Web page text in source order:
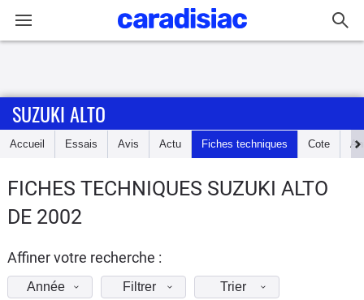
Accueil
Essais
d'achat
SUZUKI ALTO
Accueil Essais Avis Actu Fiches techniques Cote
FICHES TECHNIQUES SUZUKI ALTO
DE 2002
Affiner votre recherche :
Année Filtrer Trier